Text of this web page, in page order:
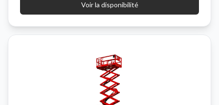
Voir la disponibilité